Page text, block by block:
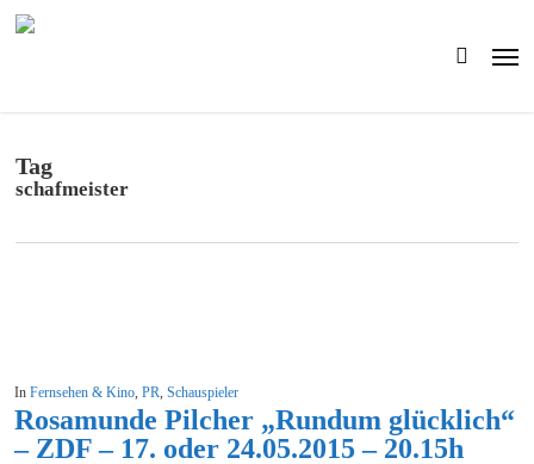
search
Tag
schafmeister
InFernsehen & Kino,PR,Schauspieler
Rosamunde Pilcher „Rundum glücklich“
– ZDF – 17. oder 24.05.2015 – 20.15h